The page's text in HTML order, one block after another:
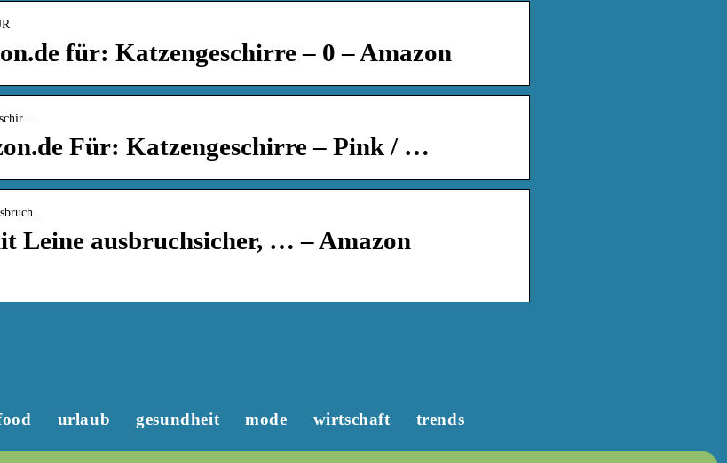
für: Katzengeschirre – 0 – Amazon
Für: Katzengeschirre – Pink / …
Leine ausbruchsicher, … – Amazon
urlaub gesundheit mode wirtschaft trends